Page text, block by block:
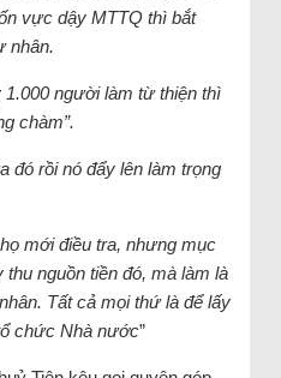
vực dậy MTTQ thì bắt
nhân.
người làm từ thiện thì
chàm”.
đó rồi nó đẩy lên làm trọng
mới điều tra, nhưng mục
nguồn tiền đó, mà làm là
Tất cả mọi thứ là để lấy
chức Nhà nước”